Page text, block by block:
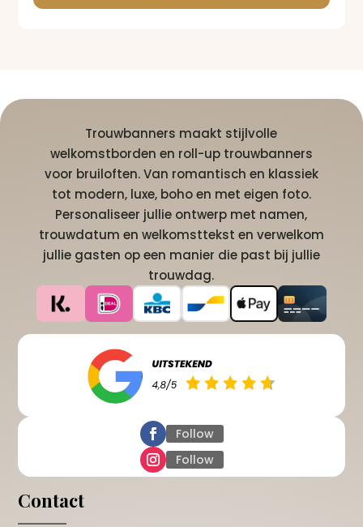
Trouwbanners maakt stijlvolle
welkomstborden en roll-up trouwbanners
voor bruiloften. Van romantisch en klassiek
tot modern, luxe, boho en met eigen foto.
Personaliseer jullie ontwerp met namen,
trouwdatum en welkomsttekst en verwelkom
jullie gasten op een manier die past bij jullie
trouwdag.
Follow
Follow
Contact